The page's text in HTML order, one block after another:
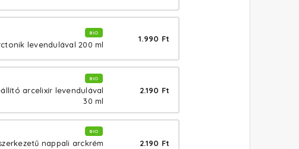
BIO
levendulával 200 ml
1.990 Ft
BIO
arcelixír levendulával
30 ml
2.190 Ft
BIO
nappali arckrém
2.190 Ft